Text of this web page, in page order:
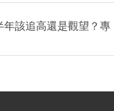
年該追高還是觀望？專